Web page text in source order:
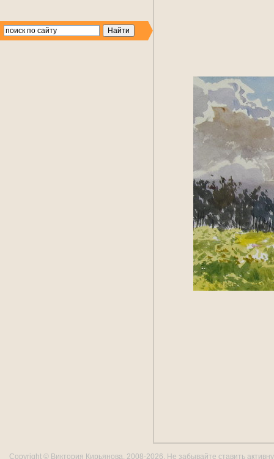
Copyright © Виктория Кирьянова, 2008-2026. Не забывайте ставить